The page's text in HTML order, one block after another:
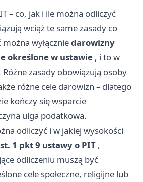
– co, jak i ile można odliczyć
wciąż te same zasady co
wyłączniedarowizny
określone w ustawie , i to w
zasady obowiązują osoby
różne cele darowizn – dlatego
kończy się wsparcie
ulga podatkowa.
odliczyć i w jakiej wysokości
1 pkt 9 ustawy o PIT ,
odliczeniu muszą być
cele społeczne, religijne lub